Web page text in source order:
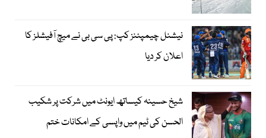
نیشنل چیمپئنز کپ: پی سی بی نے میچ آفیشلز کا
اعلان کر دیا
شیخ حسینہ کیساتھ ایونٹ میں شرکت پر شکیب
الحسن کی ٹیم میں واپسی کے امکانات ختم